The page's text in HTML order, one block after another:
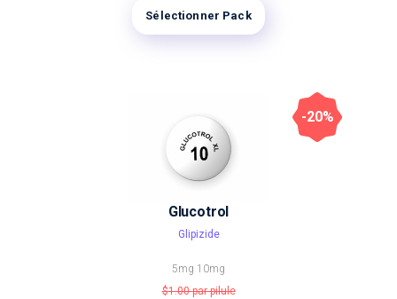
Sélectionner Pack
Glucotrol
Glipizide
5mg 10mg
$1.00par pilule
-20%